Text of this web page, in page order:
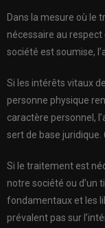
Dans la mesure où le
nécessaire au respect
société est soumise,
Si les intérêts vitaux
personne physique
caractère personnel,
sert de base juridique.
Si le traitement est
notre société ou d’un
fondamentaux et les
prévalent pas sur